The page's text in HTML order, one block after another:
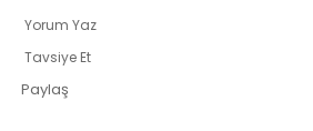
Yorum Yaz
Tavsiye Et
Paylaş